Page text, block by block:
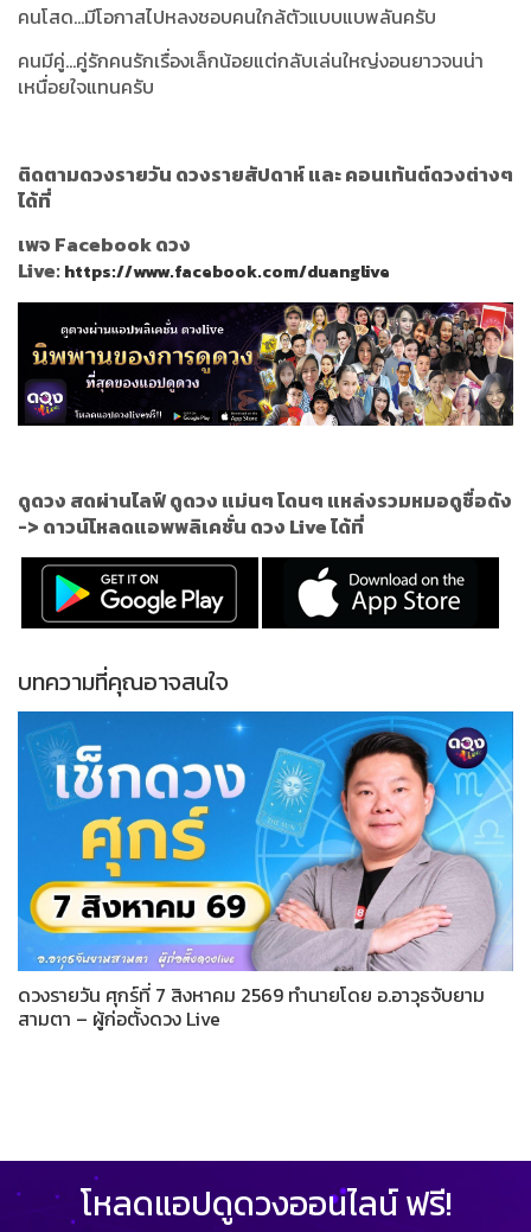
คนโสด...มีโอกาสไปหลงชอบคนใกล้ตัวแบบแบพลันครับ
คนมีคู่...คู่รักคนรักเรื่องเล็กน้อยแต่กลับเล่นใหญ่งอนยาวจนน่า
เหนื่อยใจแทนครับ
ติดตามดวงรายวัน ดวงรายสัปดาห์ และ คอนเท้นต์ดวงต่างๆ
ได้ที่
เพจ Facebook ดวง
Live:https://www.facebook.com/duanglive
ดูดวง สดผ่านไลฟ์ ดูดวง แม่นๆ โดนๆ แหล่งรวมหมอดูชื่อดัง
-> ดาวน์โหลดแอพพลิเคชั่น ดวง Live ได้ที่
บทความที่คุณอาจสนใจ
ดวงรายวัน ศุกร์ที่ 7 สิงหาคม 2569 ทำนายโดย อ.อาวุธจับยาม
สามตา – ผู้ก่อตั้งดวง Live
โหลดแอปดูดวงออนไลน์ ฟรี!